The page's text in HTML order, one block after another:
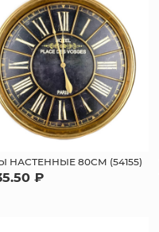
НАСТЕННЫЕ 80СМ (54155)
₽